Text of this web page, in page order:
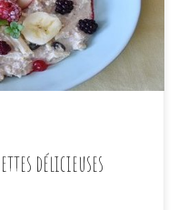
? Dans
délicieuses